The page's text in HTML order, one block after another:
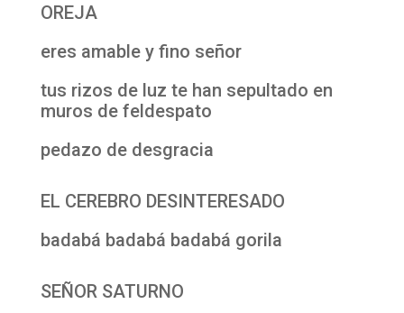
OREJA
eres amable y fino señor
tus rizos de luz te han sepultado en
muros de feldespato
pedazo de desgracia
EL CEREBRO DESINTERESADO
badabá badabá badabá gorila
SEÑOR SATURNO